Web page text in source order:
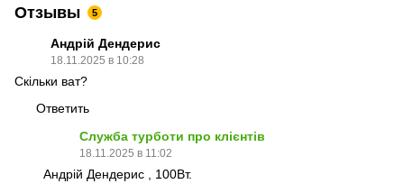
Отзывы 5
Андрій Дендерис
18.11.2025 в 10:28
Скільки ват?
Ответить
Служба турботи про клієнтів
18.11.2025 в 11:02
Андрій Дендерис , 100Вт.